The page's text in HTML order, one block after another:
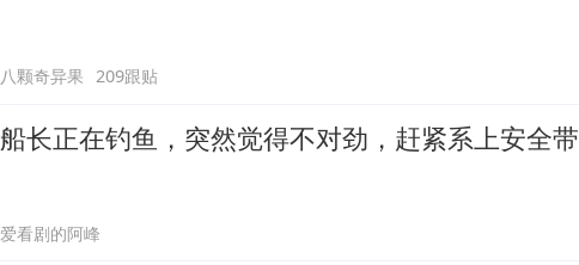
八颗奇异果 209跟贴
船长正在钓鱼，突然觉得不对劲，赶紧系上安全带
爱看剧的阿峰